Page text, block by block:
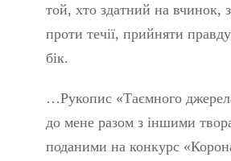
той, хто здатний на вчинок,
проти течії, прийняти правду
бік.
…Рукопис «Таємного
до мене разом з іншими
поданими на конкурс